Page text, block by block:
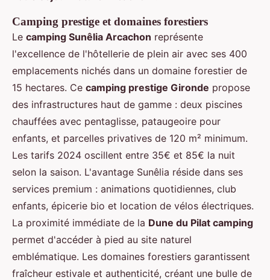
Camping prestige et domaines forestiers
Le camping Sunêlia Arcachon représente
l'excellence de l'hôtellerie de plein air avec ses 400
emplacements nichés dans un domaine forestier de
15 hectares. Ce camping prestige Gironde propose
des infrastructures haut de gamme : deux piscines
chauffées avec pentaglisse, pataugeoire pour
enfants, et parcelles privatives de 120 m² minimum.
Les tarifs 2024 oscillent entre 35€ et 85€ la nuit
selon la saison. L'avantage Sunêlia réside dans ses
services premium : animations quotidiennes, club
enfants, épicerie bio et location de vélos électriques.
La proximité immédiate de la Dune du Pilat camping
permet d'accéder à pied au site naturel
emblématique. Les domaines forestiers garantissent
fraîcheur estivale et authenticité, créant une bulle de